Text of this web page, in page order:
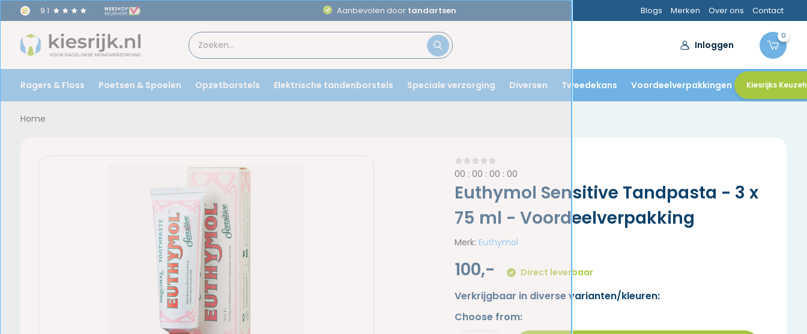
9.1 Aanbevolen door tandartsen Blogs Merken Over ons Contact
Inloggen
0
Ragers & Floss Poetsen & Spoelen Opzetborstels Elektrische tandenborstels Speciale verzorging Diversen Tweedekans Voordeelverpakkingen Kiesrijks
Home
00 :00 :00 :00
Euthymol Sensitive Tandpasta - 3 x
75 ml - Voordeelverpakking
Merk: Euthymol
100,- Direct leverbaar
Verkrijgbaar in diverse varianten/kleuren:
Choose from: